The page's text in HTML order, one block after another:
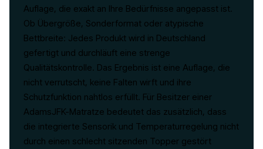
Auflage, die exakt an Ihre Bedürfnisse angepasst ist.
Ob Übergröße, Sonderformat oder atypische
Bettbreite: Jedes Produkt wird in Deutschland
gefertigt und durchläuft eine strenge
Qualitätskontrolle. Das Ergebnis ist eine Auflage, die
nicht verrutscht, keine Falten wirft und ihre
Schutzfunktion nahtlos erfüllt. Für Besitzer einer
AdamsJFK-Matratze bedeutet das zusätzlich, dass
die integrierte Sensorik und Temperaturregelung nicht
durch einen schlecht sitzenden Topper gestört